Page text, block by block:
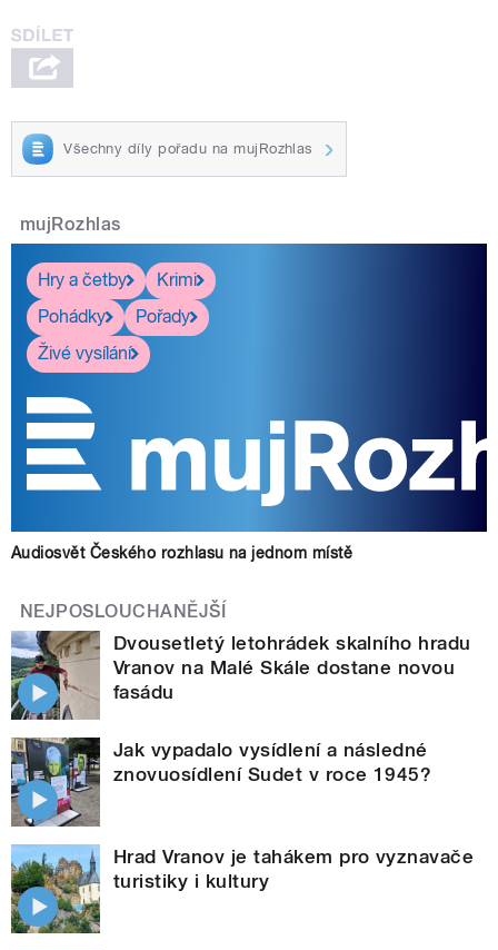
Všechny díly pořadu na mujRozhlas
mujRozhlas
Hry a četby
Krimi
Pohádky
Pořady
Živé vysílání
Audiosvět Českého rozhlasu na jednom místě
NEJPOSLOUCHANĚJŠÍ
Dvousetletý letohrádek skalního hradu
Vranov na Malé Skále dostane novou
fasádu
Jak vypadalo vysídlení a následné
znovuosídlení Sudet v roce 1945?
Hrad Vranov je tahákem pro vyznavače
turistiky i kultury